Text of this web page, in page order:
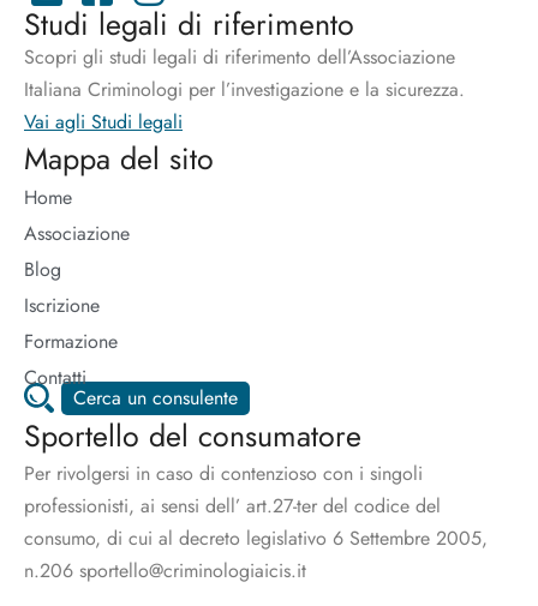
Studi legali di riferimento
Scopri gli studi legali di riferimento dell’Associazione
Italiana Criminologi per l’investigazione e la sicurezza.
Vai agli Studi legali
Mappa del sito
Home
Associazione
Blog
Iscrizione
Formazione
Contatti
Cerca un consulente
Sportello del consumatore
Per rivolgersi in caso di contenzioso con i singoli
professionisti, ai sensi dell’ art.27-ter del codice del
consumo, di cui al decreto legislativo 6 Settembre 2005,
n.206 sportello@criminologiaicis.it